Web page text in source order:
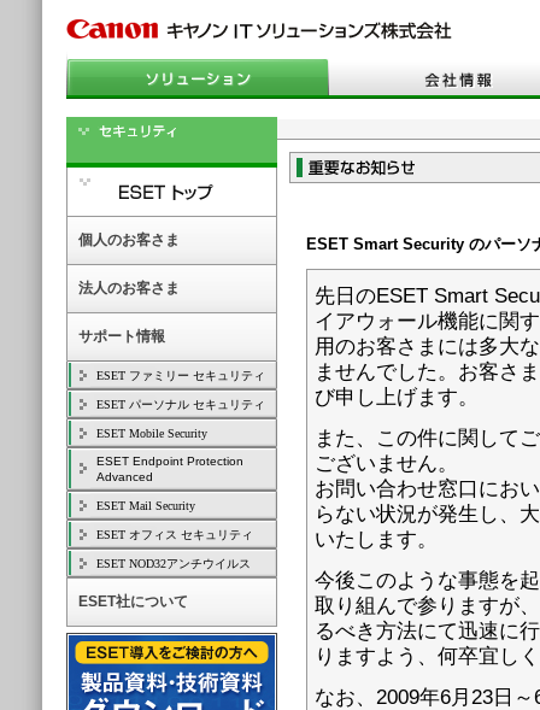
個人のお客さま
法人のお客さま
サポート情報
ESET ファミリー セキュリティ
ESET パーソナル セキュリティ
ESET Mobile Security
ESET Endpoint Protection
Advanced
ESET Mail Security
ESET オフィス セキュリティ
ESET NOD32アンチウイルス
ESET社について
ESET Smart Security のパーソ
先日のESET Smart
イアウォール機能に関
用のお客さまには多大
ませんでした。お客さ
び申し上げます。
また、この件に関して
ございません。
お問い合わせ窓口にお
らない状況が発生し、
いたします。
今後このような事態を
取り組んで参りますが
るべき方法にて迅速に
りますよう、何卒宜し
なお、2009年6月23日